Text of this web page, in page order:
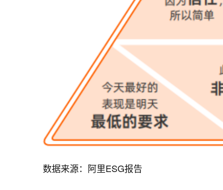
数据来源：阿里ESG报告